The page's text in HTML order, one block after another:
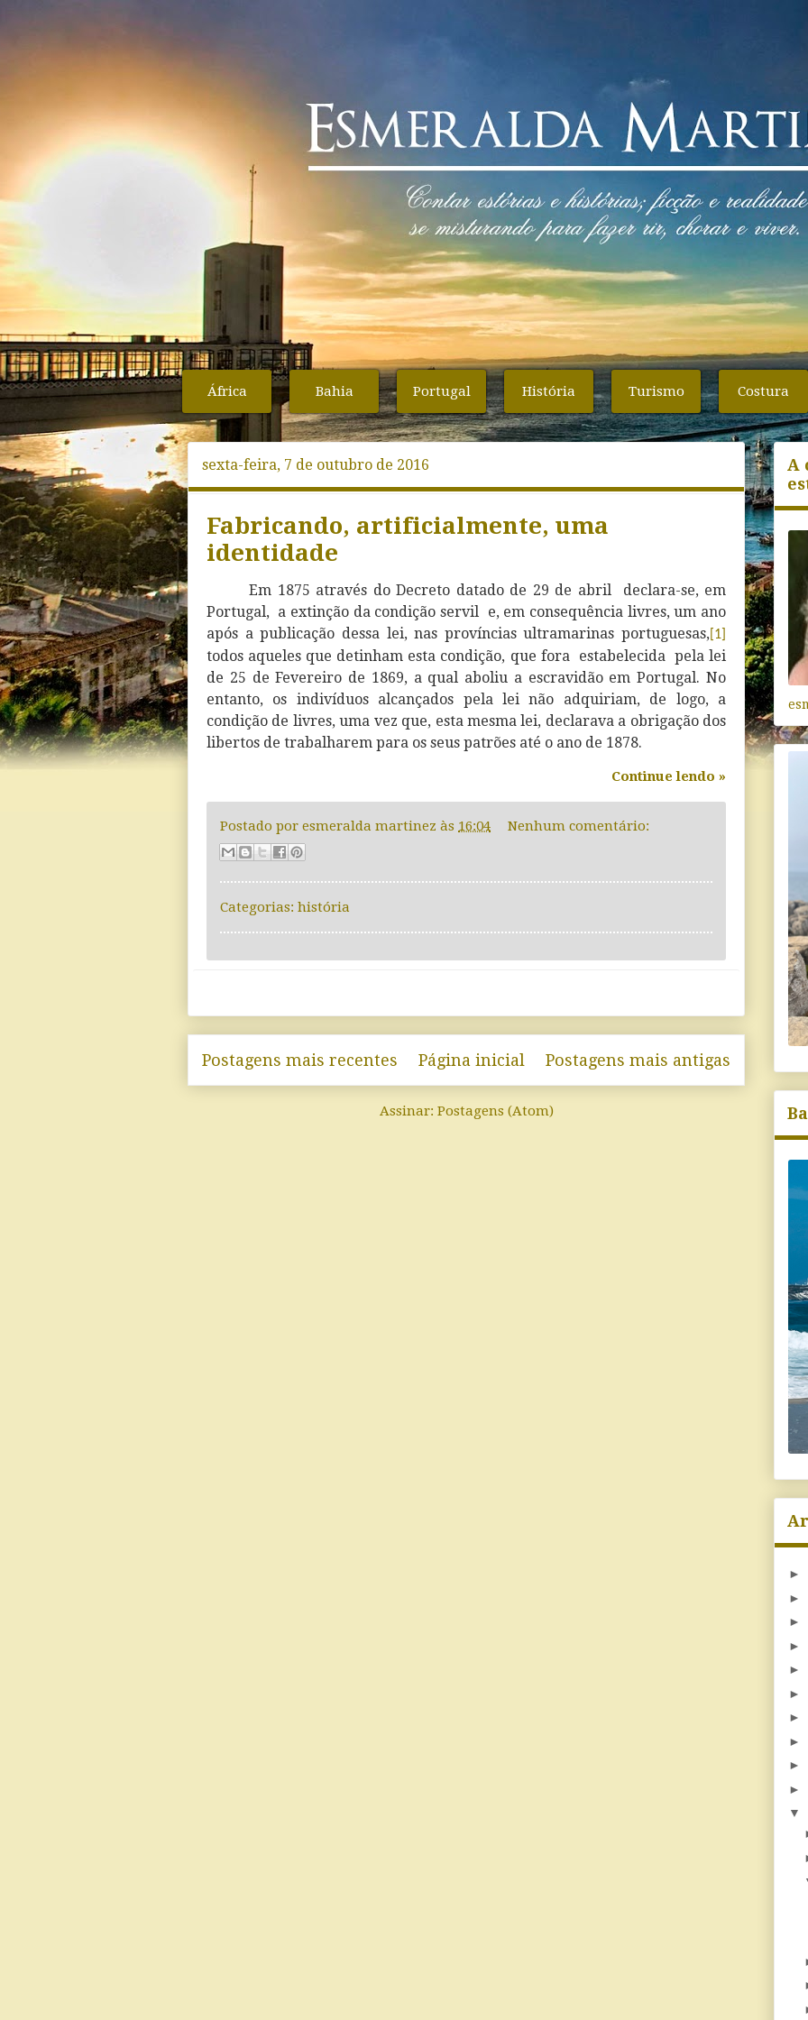
África Bahia Portugal História Turismo Costura
sexta-feira, 7 de outubro de 2016
Fabricando, artificialmente, uma
identidade
Em 1875 através do Decreto datado de 29 de abril declara-se, em
Portugal, a extinção da condição servil e, em consequência livres, um ano
após a publicação dessa lei, nas províncias ultramarinas portuguesas, [1]
todos aqueles que detinham esta condição, que fora estabelecida pela lei
de 25 de Fevereiro de 1869, a qual aboliu a escravidão em Portugal. No
entanto, os indivíduos alcançados pela lei não adquiriam, de logo, a
condição de livres, uma vez que, esta mesma lei, declarava a obrigação dos
libertos de trabalharem para os seus patrões até o ano de 1878.
Continue lendo »
Postado por esmeralda martinez às 16:04 Nenhum comentário:
Categorias: história
Postagens mais recentes Postagens mais antigas
Página inicial
Assinar: Postagens (Atom)
A
►
►
►
►
►
►
►
►
►
►
▼